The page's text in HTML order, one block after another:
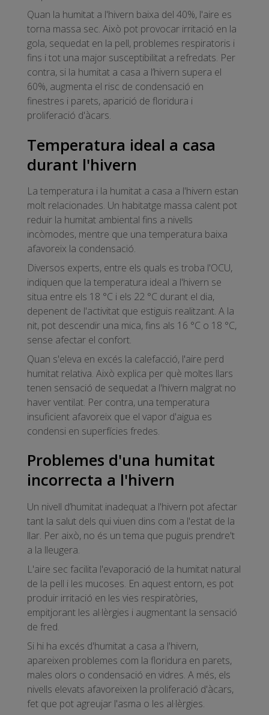
Quan la humitat a l'hivern baixa del 40%, l'aire es
torna massa sec. Això pot provocar irritació en la
gola, sequedat en la pell, problemes respiratoris i
fins i tot una major susceptibilitat a refredats. Per
contra, si la humitat a casa a l’hivern supera el
60%, augmenta el risc de condensació en
finestres i parets, aparició de floridura i
proliferació d'àcars.
Temperatura ideal a casa
durant l'hivern
La temperatura i la humitat a casa a l'hivern estan
molt relacionades. Un habitatge massa calent pot
reduir la humitat ambiental fins a nivells
incòmodes, mentre que una temperatura baixa
afavoreix la condensació.
Diversos experts, entre els quals es troba l'OCU,
indiquen que la temperatura ideal a l'hivern se
situa entre els 18 °C i els 22 °C durant el dia,
depenent de l'activitat que estiguis realitzant. A la
nit, pot descendir una mica, fins als 16 °C o 18 °C,
sense afectar el confort.
Quan s'eleva en excés la calefacció, l'aire perd
humitat relativa. Això explica per què moltes llars
tenen sensació de sequedat a l'hivern malgrat no
haver ventilat. Per contra, una temperatura
insuficient afavoreix que el vapor d'aigua es
condensi en superfícies fredes.
Problemes d'una humitat
incorrecta a l'hivern
Un nivell d’humitat inadequat a l'hivern pot afectar
tant la salut dels qui viuen dins com a l'estat de la
llar. Per això, no és un tema que puguis prendre't
a la lleugera.
L'aire sec facilita l'evaporació de la humitat natural
de la pell i les mucoses. En aquest entorn, es pot
produir irritació en les vies respiratòries,
empitjorant les al·lèrgies i augmentant la sensació
de fred.
Si hi ha excés d'humitat a casa a l'hivern,
apareixen problemes com la floridura en parets,
males olors o condensació en vidres. A més, els
nivells elevats afavoreixen la proliferació d'àcars,
fet que pot agreujar l'asma o les al·lèrgies.